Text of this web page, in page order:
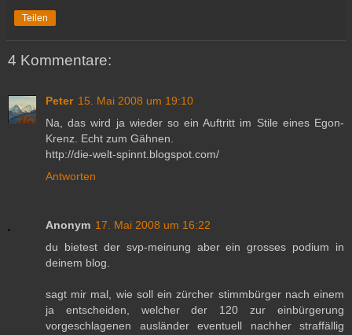
Teilen
4 Kommentare:
Peter 15. Mai 2008 um 19:10
Na, das wird ja wieder so ein Auftritt im Stile eines Egon-
Krenz. Echt zum Gähnen.
http://die-welt-spinnt.blogspot.com/
Antworten
Anonym 17. Mai 2008 um 16:22
du bietest der svp-meinung aber ein grosses podium in
deinem blog.
sagt mir mal, wie soll ein zürcher stimmbürger nach einem
ja entscheiden, welcher der 120 zur einbürgerung
vorgeschlagenen ausländer eventuell nachher straffällig